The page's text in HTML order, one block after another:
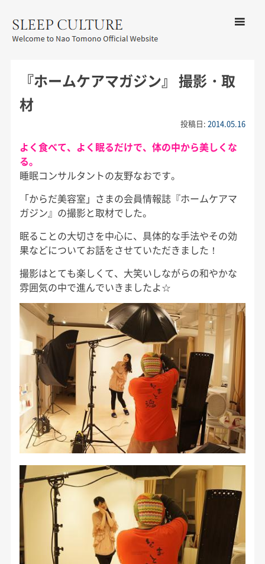
CULTURE
ュ
ツへ移動
『ホームケアマガジン』 撮影・取
材
投稿日:2014.05.16
よく食べて、よく眠るだけで、体の中から美しくな
る。
睡眠コンサルタントの友野なおです。
「からだ美容室」さまの会員情報誌『ホームケアマ
ガジン』の撮影と取材でした。
眠ることの大切さを中心に、具体的な手法やその効
果などについてお話をさせていただきました！
撮影はとても楽しくて、大笑いしながらの和やかな
雰囲気の中で進んでいきましたよ☆